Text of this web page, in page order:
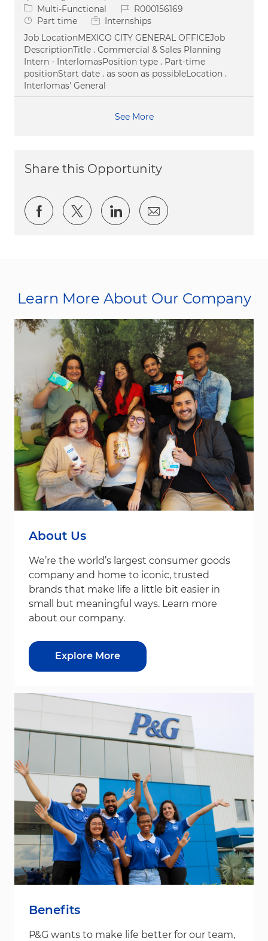
Category
Multi-Functional Job IdR000156169
Job Type
Part time
Internships
Job LocationMEXICO CITY GENERAL OFFICEJob
DescriptionTitle . Commercial & Sales Planning
Intern - InterlomasPosition type . Part-time
positionStart date . as soon as possibleLocation .
Interlomas' General
See More
Share this Opportunity
Share via Facebook
Share via twitter
Share via LinkedIn
Share via email
Learn More About Our Company
About Us
We’re the world’s largest consumer goods
company and home to iconic, trusted
brands that make life a little bit easier in
small but meaningful ways. Learn more
about our company.
Explore More
Benefits
P&G wants to make life better for our team,